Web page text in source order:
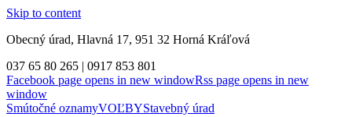
Skip to content
Obecný úrad, Hlavná 17, 951 32 Horná Kráľová
037 65 80 265 | 0917 853 801
Facebook page opens in new windowRss page opens in new
window
Smútočné oznamyVOĽBYStavebný úrad